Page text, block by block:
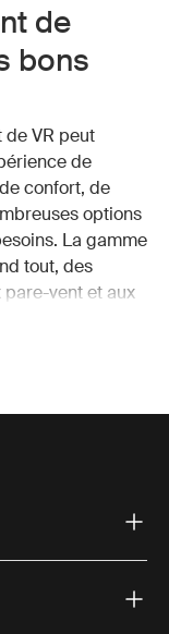
de
bons
de VR peut
de
confort, de
options
La gamme
tout, des
vent et aux
sont conçues
et fournir un